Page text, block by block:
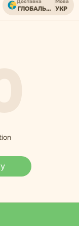
від USD.
ГЛОБАЛЬНИЙУКР